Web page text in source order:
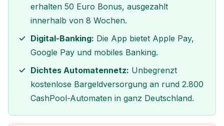
erhalten 50 Euro Bonus, ausgezahlt
innerhalb von 8 Wochen.
Digital-Banking: Die App bietet Apple Pay,
Google Pay und mobiles Banking.
Dichtes Automatennetz: Unbegrenzt
kostenlose Bargeldversorgung an rund 2.800
CashPool-Automaten in ganz Deutschland.